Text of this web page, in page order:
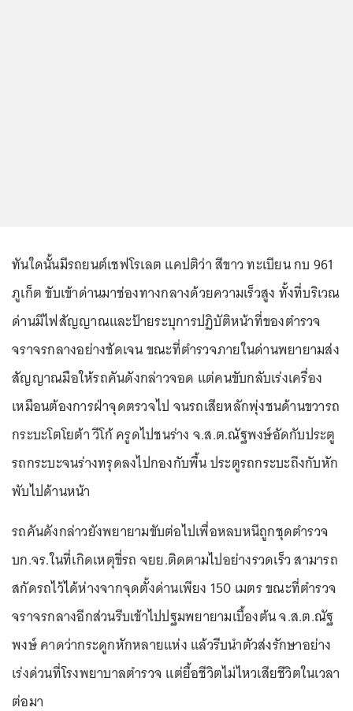
ทันใดนั้นมีรถยนต์เชฟโรเลต แคปติว่า สีขาว ทะเบียน กบ 961
ภูเก็ต ขับเข้าด่านมาช่องทางกลางด้วยความเร็วสูง ทั้งที่บริเวณ
ด่านมีไฟสัญญาณและป้ายระบุการปฏิบัติหน้าที่ของตำรวจ
จราจรกลางอย่างชัดเจน ขณะที่ตำรวจภายในด่านพยายามส่ง
สัญญาณมือให้รถคันดังกล่าวจอด แต่คนขับกลับเร่งเครื่อง
เหมือนต้องการฝ่าจุดตรวจไป จนรถเสียหลักพุ่งชนด้านขวารถ
กระบะโตโยต้า วีโก้ ครูดไปชนร่าง จ.ส.ต.ณัฐพงษ์อัดกับประตู
รถกระบะจนร่างทรุดลงไปกองกับพื้น ประตูรถกระบะถึงกับหัก
พับไปด้านหน้า
รถคันดังกล่าวยังพยายามขับต่อไปเพื่อหลบหนีถูกชุดตำรวจ
บก.จร.ในที่เกิดเหตุขี่รถ จยย.ติดตามไปอย่างรวดเร็ว สามารถ
สกัดรถไว้ได้ห่างจากจุดตั้งด่านเพียง 150 เมตร ขณะที่ตำรวจ
จราจรกลางอีกส่วนรีบเข้าไปปฐมพยายามเบื้องต้น จ.ส.ต.ณัฐ
พงษ์ คาดว่ากระดูกหักหลายแห่ง แล้วรีบนำตัวส่งรักษาอย่าง
เร่งด่วนที่โรงพยาบาลตำรวจ แต่ยื้อชีวิตไม่ไหวเสียชีวิตในเวลา
ต่อมา